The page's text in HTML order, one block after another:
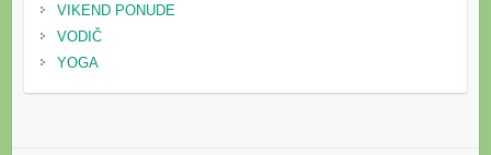
VIKEND PONUDE
VODIČ
YOGA